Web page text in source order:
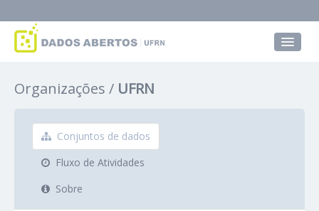
Grupos
Sobre
Organizações UFRN
Conjuntos de dados
Fluxo de Atividades
Sobre